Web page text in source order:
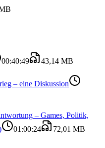
00:40:49
43,14 MB
– eine Diskussion
– Games, Politik,
01:00:24
72,01 MB